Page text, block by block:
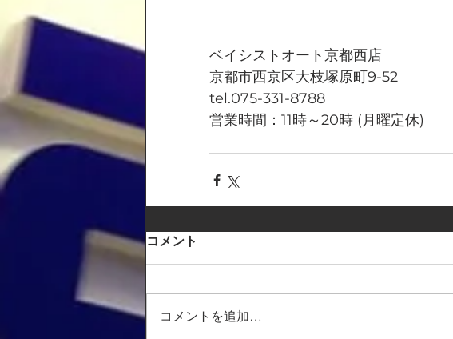
ベイシストオート京都西店
京都市西京区大枝塚原町9-52
tel.075-331-8788
営業時間：11時～20時 (月曜定休)
コメント
コメントを追加…